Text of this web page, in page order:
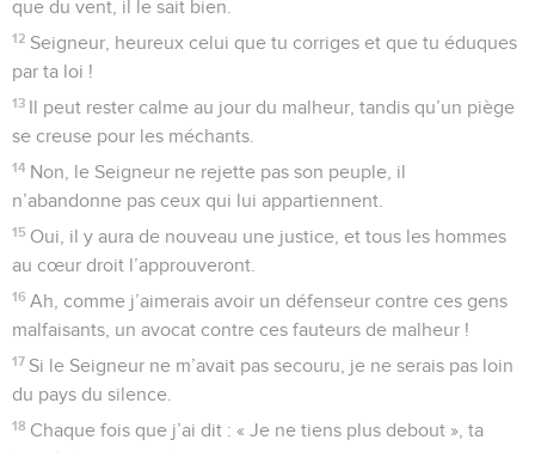
Dieu vengeur de l'injustice
1 Le Seigneur est roi, drapé de majesté comme d’un
vêtement, entouré de force comme d’une ceinture. La terre
est donc ferme, elle tiendra bon.
Seigneur, depuis longtemps ton trône est solidement
établi, depuis toujours tu es Dieu.
Jadis, les océans hurlaient, ils hurlaient de fureur. Ils
peuvent bien hurler encore !
Car dominant le bruit des flots et le fracas des grosses
vagues, là-haut tu en imposes à tous, Seigneur.
Tes commandements sont parfaitement sûrs ; le temple est
la maison qui t’est réservée, Seigneur, tant que le monde
durera.